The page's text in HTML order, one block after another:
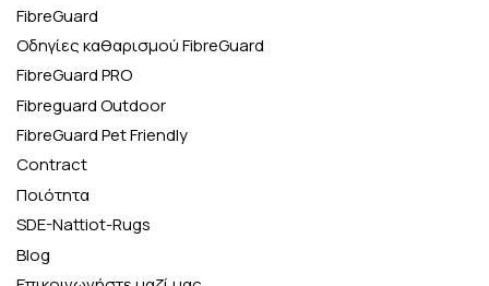
FibreGuard
Οδηγίες καθαρισμού FibreGuard
FibreGuard PRO
Fibreguard Outdoor
FibreGuard Pet Friendly
Contract
Ποιότητα
SDE-Nattiot-Rugs
Blog